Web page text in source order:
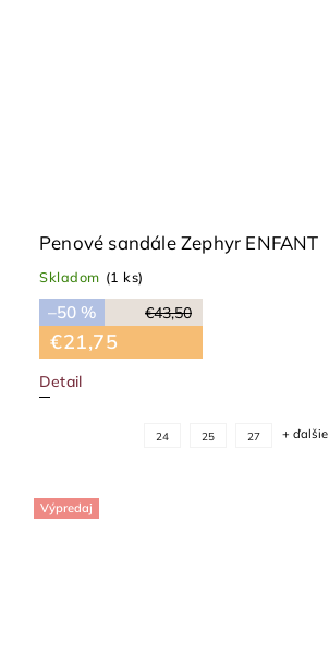
Penové sandále Zephyr ENFANT
Skladom (1 ks)
€43,50
–50 %
€21,75
Detail
24 25 27 + ďalšie
Výpredaj